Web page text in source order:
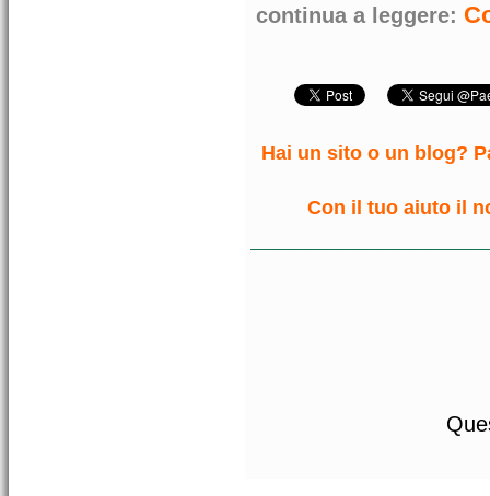
continua a leggere:
Hai un sito o un blog?
Con il tuo aiuto il